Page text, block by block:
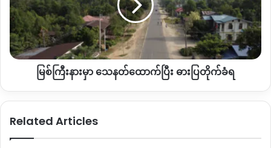
“စစ်တပ်ကတော့ လက်လွတ်ထားတဲ့
ခိုင်မာတဲ့
သေနတ်
ထောက်
ပြီး
ဓားပြ
တိုက်
မြစ်ကြီးနားမှာ သေနတ်ထောက်ပြီး ဓားပြတိုက်ခံရ
Related Articles